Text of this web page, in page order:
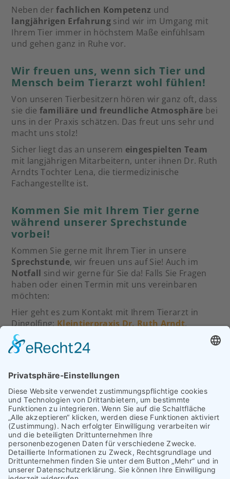
Neben derfachlichen Kompetenz und
langjährigen Erfahrung sind wir im Umgang mit
Ihrem Tier immer in höchstem Maße einfühlsam
und gehen ganz in Ruhe vor.
Wir freuen uns, wenn sich Tier und
Mensch beim Tierarzt wohl fühlen!
Von unseren Tierbesitzern hören wir ganz oft, dass
sie die familiäre und freundliche Atmosphäre bei
uns in der Praxis schätzen. Das freut uns sehr und
macht uns stolz!
Sicher liegt das an unserem eingespielten Team
mit langjährigen Mitarbeitern, unter ihnen Dr. Ruth
Arndts Tochter Lena, die tiermedizinische
Fachangestellte ist.
Kommen Sie mit Ihrem Tier gerne
während unserer Sprechstunde
vorbei!
Kommen Sie gerne mit Ihrem Tier in unsere
Sprechstunde, wir freuen uns auf Sie! Auch im
Notfall sind wir gerne für Sie da! Falls Sie Fragen
haben oder einen Termin mit uns vereinbaren
möchten:
Hier geht es zum Kontakt mit Ihrem Tierarzt in
Dingolfing:Kleintierpraxis Dr. Ruth Arndt.
Kontakt & Anfahrt